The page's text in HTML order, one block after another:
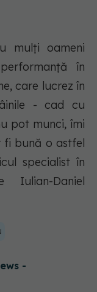
mulți oameni
în
care lucrez în
- cad cu
pot munci, îmi
fi bună o astfel
specialist în
Iulian-Daniel
-